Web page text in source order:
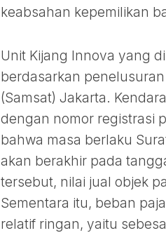
keabsahan kepemilikan
Unit Kijang Innova yang
berdasarkan
(Samsat) Jakarta.
dengan nomor registrasi
bahwa masa berlaku
akan berakhir pada
tersebut, nilai jual objek
Sementara itu, beban
relatif ringan, yaitu